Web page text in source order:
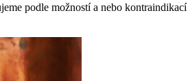
podle možností a nebo